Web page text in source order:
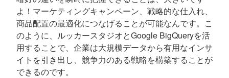
よ！マーケティングキャンペーン、戦略的な仕入れ、
商品配置の最適化につなげることが可能なんです。こ
のように、ルッカースタジオとGoogle BigQueryを活
用することで、企業は大規模データから有用なインサ
イトを引き出し、競争力のある戦略を構築することが
できるのです。